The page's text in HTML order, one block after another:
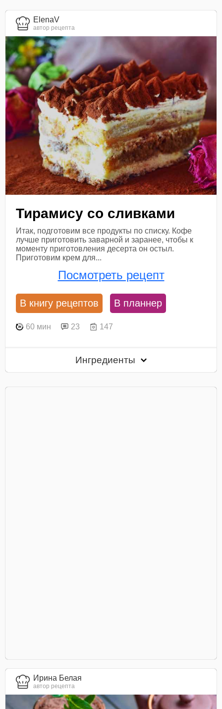
ElenaV
автор рецепта
Тирамису со сливками
Итак, подготовим все продукты по списку. Кофе
лучше приготовить заварной и заранее, чтобы к
моменту приготовления десерта он остыл.
Приготовим крем для...
Посмотреть рецепт
В книгу рецептов В планнер
60 мин 23 147
Ингредиенты
Ирина Белая
автор рецепта